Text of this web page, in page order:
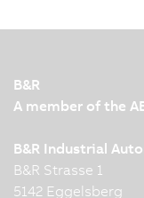
B&R
A member of the
B&R Industrial
B&R Strasse 1
5142 Eggelsberg